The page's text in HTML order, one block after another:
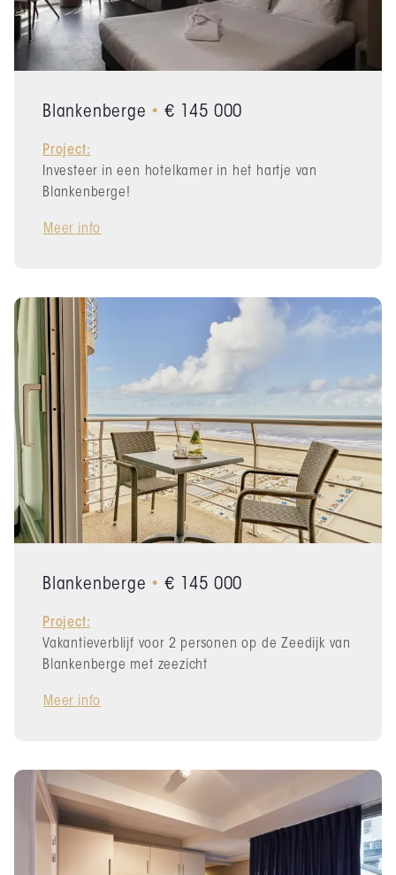
Blankenberge • € 145 000
Project:
Investeer in een hotelkamer in het hartje van
Blankenberge!
Meer info
Blankenberge • € 145 000
Project:
Vakantieverblijf voor 2 personen op de Zeedijk van
Blankenberge met zeezicht
Meer info